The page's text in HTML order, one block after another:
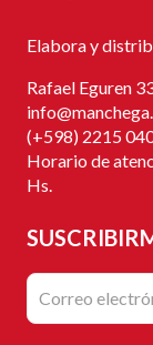
Elabora y
Rafael Eguren
(+598) 2215
Horario de
Hs.